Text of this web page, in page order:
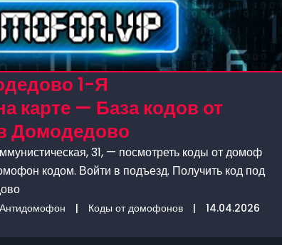
1-Я
карте — База кодов от
Домодедово
31, — посмотреть коды от домоф
кодом. Войти в подъезд. Получить код под
Антидомофон | Коды от домофонов | 14.04.2026